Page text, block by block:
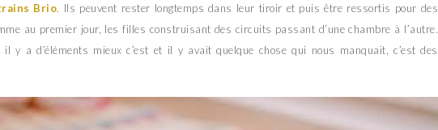
Brio. Ils peuvent rester longtemps dans leur tiroir et puis être ressortis pour des
au premier jour, les filles construisant des circuits passant d’une chambre à l’autre.
il y a d’éléments mieux c’est et il y avait quelque chose qui nous manquait, c’est des